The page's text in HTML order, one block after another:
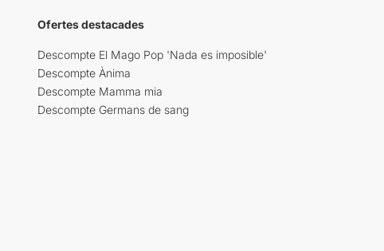
Ofertes destacades
Descompte El Mago Pop 'Nada es imposible'
Descompte Ànima
Descompte Mamma mia
Descompte Germans de sang